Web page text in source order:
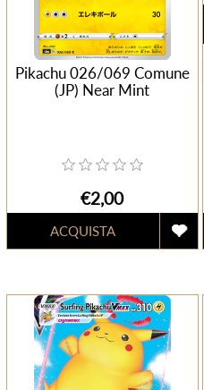
Pikachu 026/069 Comune
(JP) Near Mint
€2,00